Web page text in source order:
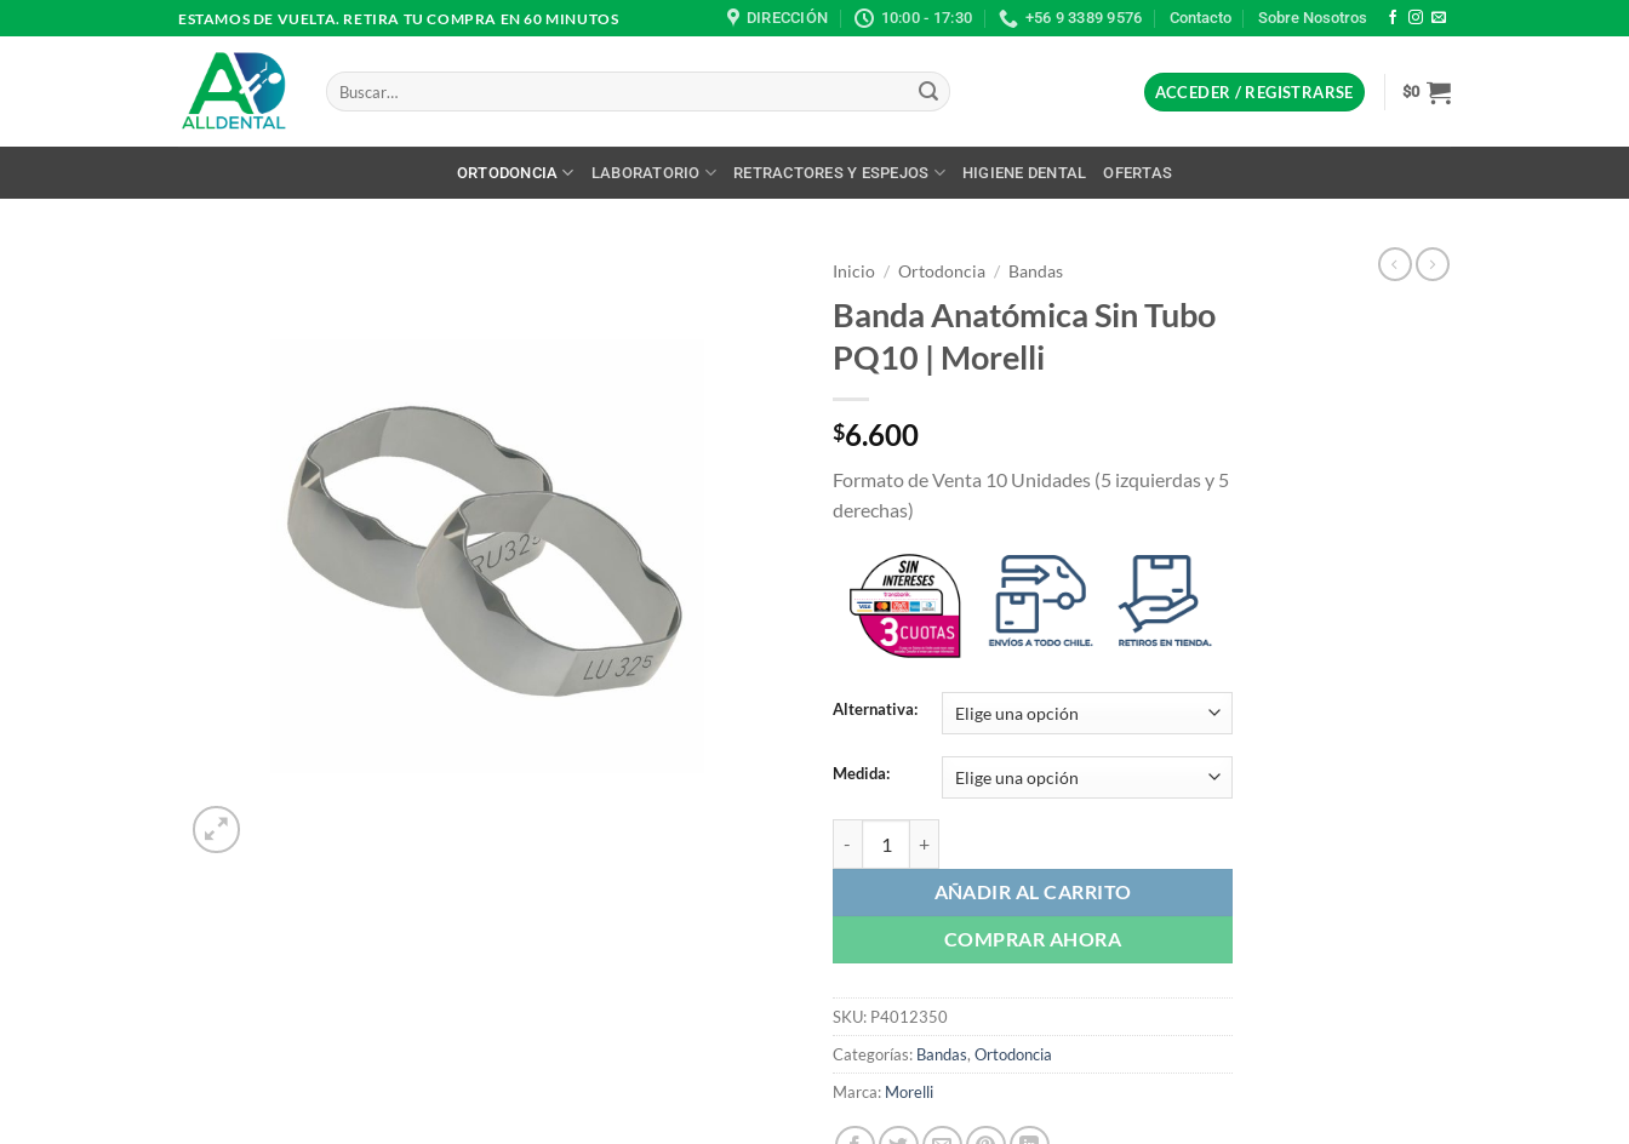
al
ESTAMOS DE VUELTA. RETIRA TU COMPRA EN 60 MINUTOS DIRECCIÓN 10:00 - 17:30 +56 9 3389 9576 Contacto Sobre Nosotros
Buscar
por:
ACCEDER / REGISTRARSE $0
ORTODONCIA LABORATORIO RETRACTORES Y ESPEJOS HIGIENE DENTAL OFERTAS
Inicio / Ortodoncia / Bandas
Banda Anatómica Sin Tubo
PQ10 | Morelli
$6.600
Formato de Venta 10 Unidades (5 izquierdas y 5
derechas)
Alternativa:
Medida:
AÑADIR AL CARRITO
COMPRAR AHORA
SKU: P4012350
Categorías: Bandas, Ortodoncia
Marca: Morelli